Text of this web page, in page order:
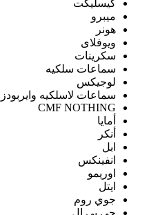
كيسليكت
ميبرو
هونر
ويوفلاى
سكرينات
سماعات سلكيه
لوجيكس
سماعات لاسلكيه وايربودز
CMF NOTHING
أمايا
أنكر
ابل
انفينكس
اوريمو
ايتل
جوي روم